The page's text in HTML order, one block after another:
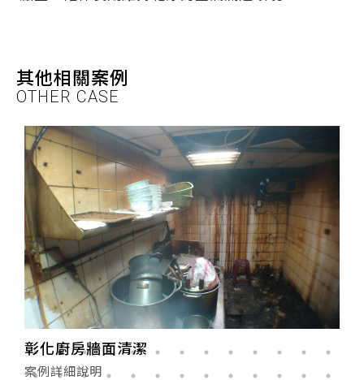
其他相關案例
OTHER CASE
彰化廚房牆面清潔
案例詳細說明